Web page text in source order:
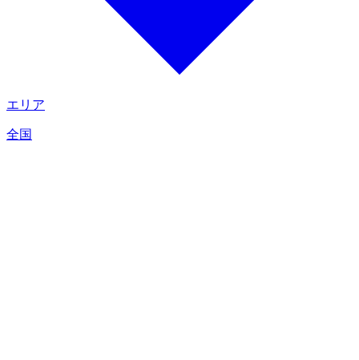
エリア
全国